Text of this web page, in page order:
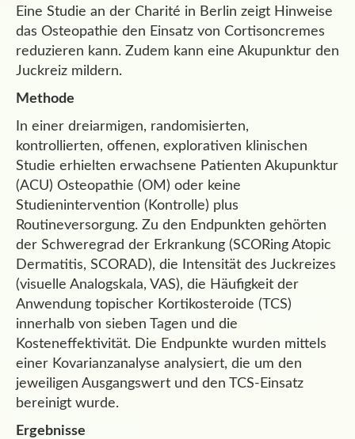
Eine Studie an der Charité in Berlin zeigt Hinweise
das Osteopathie den Einsatz von Cortisoncremes
reduzieren kann. Zudem kann eine Akupunktur den
Juckreiz mildern.
Methode
In einer dreiarmigen, randomisierten,
kontrollierten, offenen, explorativen klinischen
Studie erhielten erwachsene Patienten Akupunktur
(ACU) Osteopathie (OM) oder keine
Studienintervention (Kontrolle) plus
Routineversorgung. Zu den Endpunkten gehörten
der Schweregrad der Erkrankung (SCORing Atopic
Dermatitis, SCORAD), die Intensität des Juckreizes
(visuelle Analogskala, VAS), die Häufigkeit der
Anwendung topischer Kortikosteroide (TCS)
innerhalb von sieben Tagen und die
Kosteneffektivität. Die Endpunkte wurden mittels
einer Kovarianzanalyse analysiert, die um den
jeweiligen Ausgangswert und den TCS-Einsatz
bereinigt wurde.
Ergebnisse